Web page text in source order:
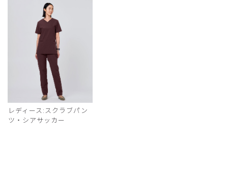
レディース:スクラブパン
ツ・シアサッカー